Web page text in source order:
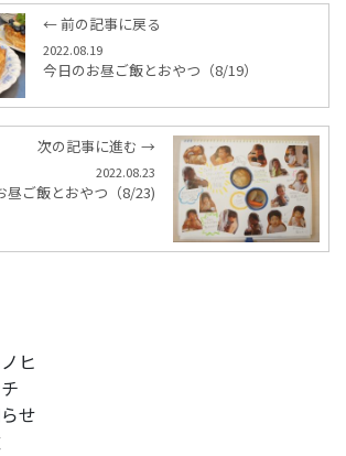
← 前の記事に戻る
2022.08.19
今日のお昼ご飯とおやつ（8/19）
次の記事に進む →
2022.08.23
昼ご飯とおやつ（8/23)
ヒ
せ